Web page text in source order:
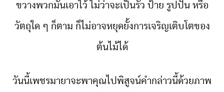
ขวางพวกมันเอาไว้ ไม่ว่าจะเป็นรั้ว ป้าย รูปปั้น หรือ
วัตถุใด ๆ ก็ตาม ก็ไม่อาจหยุดยั้งการเจริญเติบโตของ
ต้นไม้ได้
วันนี้เพชรมายาจะพาคุณไปพิสูจน์คำกล่าวนี้ด้วยภาพ